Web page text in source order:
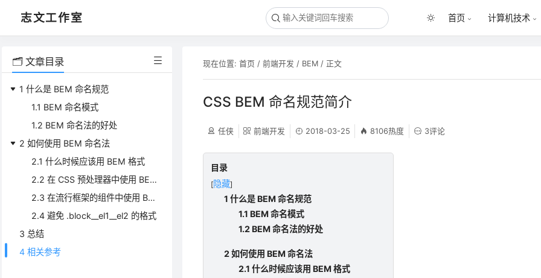
志文工作室 首页 计算机技术
🗂️ 文章目录
1 什么是 BEM 命名规范
1.1 BEM 命名模式
1.2 BEM 命名法的好处
2 如何使用 BEM 命名法
2.1 什么时候应该用 BEM 格式
2.2 在 CSS 预处理器中使用 BEM 格式
2.3 在流行框架的组件中使用 BEM 格式
2.4 避免 .block__el1__el2 的格式
3 总结
4 相关参考
现在位置:首页 /前端开发 / BEM / 正文
CSS BEM 命名规范简介
任侠 前端开发 2018-03-25 8106热度 3评论
目录
[隐藏]
1 什么是 BEM 命名规范
1.1 BEM 命名模式
1.2 BEM 命名法的好处
2 如何使用 BEM 命名法
2.1 什么时候应该用 BEM 格式